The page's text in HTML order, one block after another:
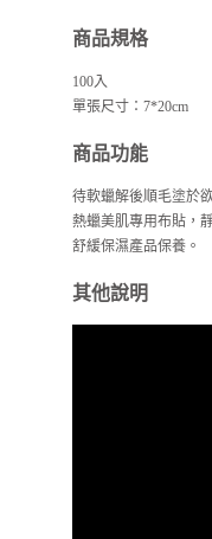
商品規格
100入
單張尺寸：7*20cm
商品功能
待軟蠟解後順毛塗於
熱蠟美肌專用布貼，
舒緩保濕產品保養。
其他說明